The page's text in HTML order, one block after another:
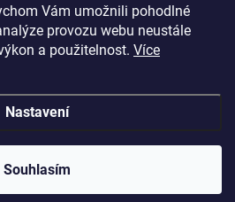
Vám umožnili pohodlné
provozu webu neustále
a použitelnost. Více
Nastavení
Souhlasím
práva vyhrazena.Upravit nastavení
cookies